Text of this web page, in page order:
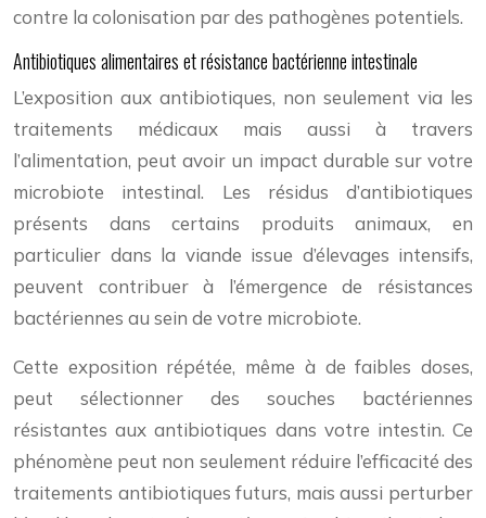
contre la colonisation par des pathogènes potentiels.
Antibiotiques alimentaires et résistance bactérienne intestinale
L’exposition aux antibiotiques, non seulement via les
traitements médicaux mais aussi à travers
l’alimentation, peut avoir un impact durable sur votre
microbiote intestinal. Les résidus d’antibiotiques
présents dans certains produits animaux, en
particulier dans la viande issue d’élevages intensifs,
peuvent contribuer à l’émergence de résistances
bactériennes au sein de votre microbiote.
Cette exposition répétée, même à de faibles doses,
peut sélectionner des souches bactériennes
résistantes aux antibiotiques dans votre intestin. Ce
phénomène peut non seulement réduire l’efficacité des
traitements antibiotiques futurs, mais aussi perturber